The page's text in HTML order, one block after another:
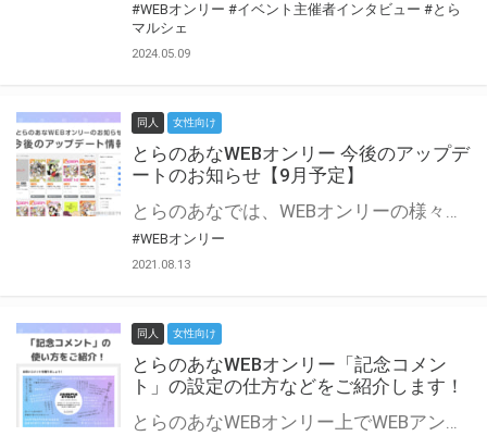
#WEBオンリー #イベント主催者インタビュー #とら
マルシェ
2024.05.09
同人 女性向け
とらのあなWEBオンリー 今後のアップデ
ートのお知らせ【9月予定】
とらのあなでは、WEBオンリーの様々な支援を実施しています。 今回は2021年9月に実装を予定しているアップデート情報についてご紹介いたします。 とらのあなWEBオンリーサイトはこちら
#WEBオンリー
2021.08.13
同人 女性向け
とらのあなWEBオンリー「記念コメン
ト」の設定の仕方などをご紹介します！
とらのあなWEBオンリー上でWEBアンソロジーが作成できる「記念コメント」について、その使い方や作成手順を解説します！ 支援タイプを「サークル参加型」「サークル参加型・マルシェ(イベント会場)機能付き」でお申し込みいただいている主催者様はぜひご活用ください♪ とらのあなWEBオンリーサイトはこちら